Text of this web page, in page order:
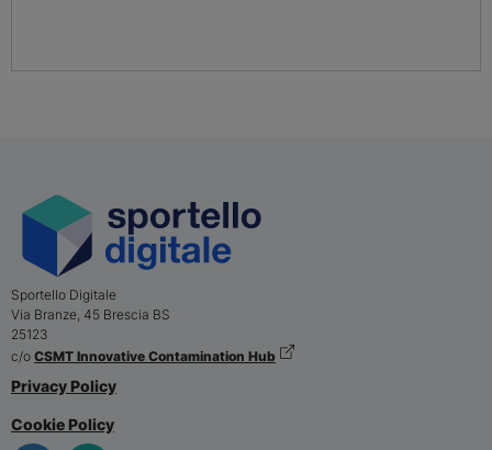
Sportello Digitale
Via Branze, 45 Brescia BS
25123
c/o CSMT Innovative Contamination Hub
Privacy Policy
Cookie Policy